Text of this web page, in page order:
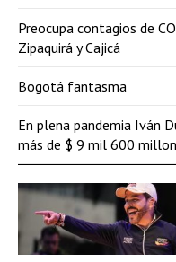
Preocupa contagios de
Zipaquirá y Cajicá
Bogotá fantasma
En plena pandemia Iván
más de $ 9 mil 600